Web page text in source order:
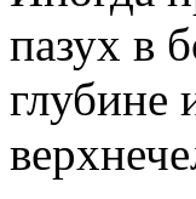
пазух в
глубине